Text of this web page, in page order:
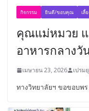
กิจกรรม ยินดี/ขอบคุณ เลี้
คุณแม่หมวย แ
อาหารกลางวั
เมษายน 23, 2026 เปรม
ทางวิทยาลัยฯ ขอขอบพร